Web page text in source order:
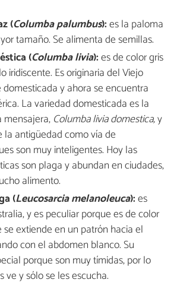
(Columba palumbus):es la paloma
tamaño. Se alimenta de semillas.
(Columba livia):es de color gris
iridiscente. Es originaria del Viejo
y ahora se encuentra
La variedad domesticada es la
Columba livia domestica,y
la antigüedad como vía de
son muy inteligentes. Hoy las
son plaga y abundan en ciudades,
alimento.
(Leucosarcia melanoleuca):es
y es peculiar porque es de color
extiende en un patrón hacia el
con el abdomen blanco. Su
porque son muy tímidas, por lo
ve y sólo se les escucha.